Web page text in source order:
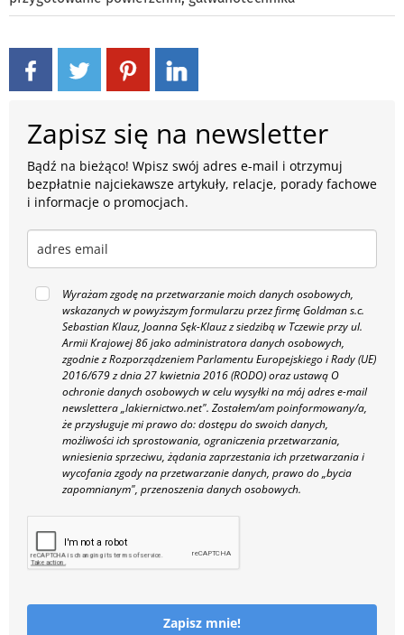
Zapisz się na newsletter
Bądź na bieżąco! Wpisz swój adres e-mail i otrzymuj
bezpłatnie najciekawsze artykuły, relacje, porady fachowe
i informacje o promocjach.
Wyrażam zgodę na przetwarzanie moich danych osobowych,
wskazanych w powyższym formularzu przez firmę Goldman s.c.
Sebastian Klauz, Joanna Sęk-Klauz z siedzibą w Tczewie przy ul.
Armii Krajowej 86 jako administratora danych osobowych,
zgodnie z Rozporządzeniem Parlamentu Europejskiego i Rady (UE)
2016/679 z dnia 27 kwietnia 2016 (RODO) oraz ustawą O
ochronie danych osobowych w celu wysyłki na mój adres e-mail
newslettera „lakiernictwo.net". Zostałem/am poinformowany/a,
że przysługuje mi prawo do: dostępu do swoich danych,
możliwości ich sprostowania, ograniczenia przetwarzania,
wniesienia sprzeciwu, żądania zaprzestania ich przetwarzania i
wycofania zgody na przetwarzanie danych, prawo do „bycia
zapomnianym", przenoszenia danych osobowych.
Zapisz mnie!